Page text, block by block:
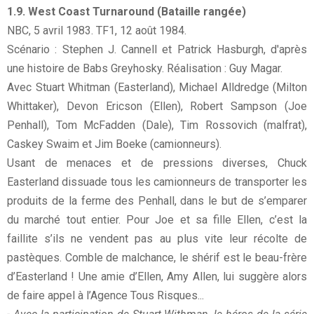
1.9. West Coast Turnaround (Bataille rangée)
NBC, 5 avril 1983. TF1, 12 août 1984.
Scénario : Stephen J. Cannell et Patrick Hasburgh, d'après
une histoire de Babs Greyhosky. Réalisation : Guy Magar.
Avec Stuart Whitman (Easterland), Michael Alldredge (Milton
Whittaker), Devon Ericson (Ellen), Robert Sampson (Joe
Penhall), Tom McFadden (Dale), Tim Rossovich (malfrat),
Caskey Swaim et Jim Boeke (camionneurs).
Usant de menaces et de pressions diverses, Chuck
Easterland dissuade tous les camionneurs de transporter les
produits de la ferme des Penhall, dans le but de s’emparer
du marché tout entier. Pour Joe et sa fille Ellen, c’est la
faillite s’ils ne vendent pas au plus vite leur récolte de
pastèques. Comble de malchance, le shérif est le beau-frère
d’Easterland ! Une amie d’Ellen, Amy Allen, lui suggère alors
de faire appel à l’Agence Tous Risques...